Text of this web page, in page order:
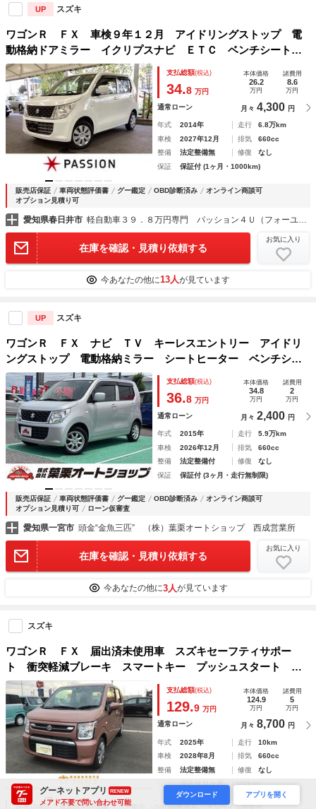
UP スズキ
ワゴンＲ ＦＸ 車検９年１２月 アイドリングストップ 電
動格納ドアミラー イクリプスナビ ＥＴＣ ベンチシート
シートヒーター キーレスエントリー オートエアコン ドラ
イブレコーダー 軽自動車 保証あり
支払総額(税込)
34.8 万円
本体価格
26.2
万円
諸費用
8.6
万円
通常ローン 月々 4,300 円
年式 2014年 走行
6.8万km
車検
2027年12月 排気
660cc
整備
法定整備無 修復
なし
保証
保証付 (1ヶ月・1000km)
販売店保証 車両状態評価書 グー鑑定 OBD診断済み
オンライン商談可
オプション見積り可
愛知県春日井市
在庫を確認・見積り依頼する
お気に入り
今あなたの他に13人が見ています
UP スズキ
ワゴンＲ ＦＸ ナビ ＴＶ キーレスエントリー アイドリ
ングストップ 電動格納ミラー シートヒーター ベンチシー
ト ＣＶＴ 盗難防止システム ＡＢＳ アルミホイール 衝
突安全ボディ エアコン パワーステアリング
支払総額(税込)
36.8 万円
本体価格
34.8
万円
諸費用
2
万円
通常ローン 月々 2,400 円
年式 2015年 走行
5.9万km
車検
2026年12月 排気
660cc
整備
法定整備付 修復
なし
保証
保証付 (3ヶ月・走行無制限)
販売店保証 車両状態評価書 グー鑑定 OBD診断済み
オンライン商談可
オプション見積り可
ローン仮審査
愛知県一宮市 頭金“金魚三匹” （株）葉栗オートショップ 西成営業所
在庫を確認・見積り依頼する
お気に入り
今あなたの他に3人が見ています
スズキ
ワゴンＲ ＦＸ 届出済未使用車 スズキセーフティサポー
ト 衝突軽減ブレーキ スマートキー プッシュスタート オ
ートエアコン シートヒーター 軽自動車
支払総額(税込)
129.9 万円
本体価格
124.9
万円
諸費用
5
万円
通常ローン 月々 8,700 円
年式 2025年 走行
10km
車検
2028年8月 排気
660cc
整備
法定整備無 修復
なし
保証
保証付 (1ヶ月・1000km)
販売店保証 車両状態評価書 グー鑑定 OBD診断済み オンライン商談可
グーネットアプリ RENEW
メアド不要で問い合わせ可能
ダウンロード アプリを開く